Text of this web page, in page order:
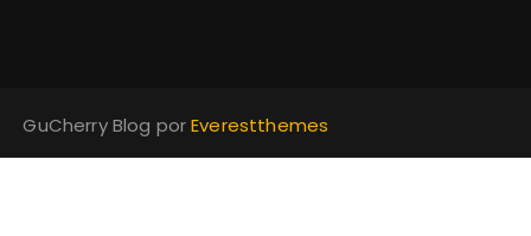
GuCherry Blog porEverestthemes